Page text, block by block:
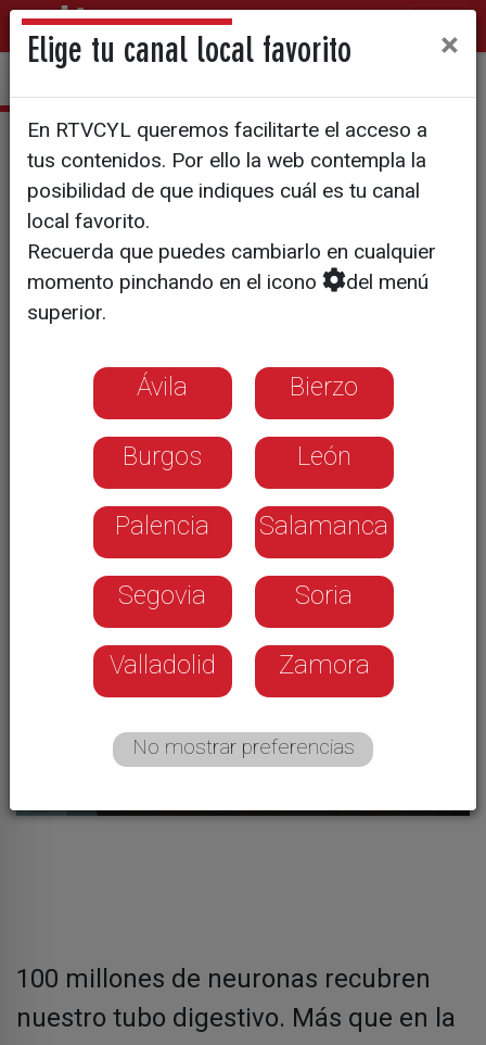
Diagnóstico
T5/E24: Del estómago al
cerebro
100 millones de neuronas recubren
médula ósea. Un sistema nervioso
conectado directamente con el
cerebro que regula nuestras
digestiones
100 millones de neuronas recubren
nuestro tubo digestivo. Más que en la
Elige tu canal local favorito ×
En RTVCYL queremos facilitarte el acceso a
tus contenidos. Por ello la web contempla la
posibilidad de que indiques cuál es tu canal
local favorito.
Recuerda que puedes cambiarlo en cualquier
momento pinchando en el icono
del menú
superior.
Ávila Bierzo
Burgos León
Palencia Salamanca
Segovia Soria
Valladolid Zamora
No mostrar preferencias